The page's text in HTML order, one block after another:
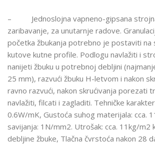
– Jednoslojna vapneno-gipsana
zaribavanje, za unutarnje radove.
početka žbukanja potrebno je postaviti na
kutove kutne profile. Podlogu navlažiti i
nanijeti žbuku u potrebnoj debljini
25 mm), razvući žbuku H-letvom i nakon
ravno razvući, nakon skrućivanja porezati
navlažiti, filcati i zagladiti. Tehničke
0.6W/mK, Gustoća suhog materijala: cca.
savijanja: 1N/mm2. Utrošak: cca. 11kg/m2
debljine žbuke, Tlačna čvrstoća nakon 28